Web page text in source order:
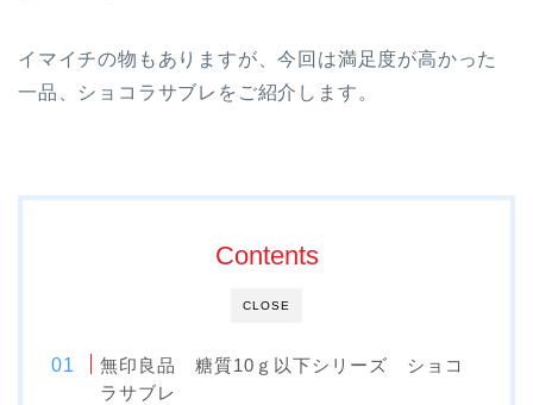
イマイチの物もありますが、今回は満足度が高かった
一品、ショコラサブレをご紹介します。
CLOSE
Contents
無印良品 糖質10ｇ以下シリーズ ショコ
ラサブレ